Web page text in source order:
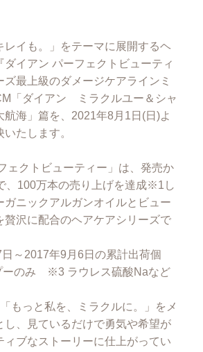
レイも。」をテーマに展開するヘ
ダイアン パーフェクトビューティ
ズ最上級のダメージケアラインミ
「ダイアン ミラクルユー＆シャ
海」篇を、2021年8月1日(日)よ
たします。
ェクトビューティー」は、発売か
、100万本の売り上げを達成※1し
ガニックアルガンオイルとビュー
贅沢に配合のヘアケアシリーズで
～2017年9月6日の累計出荷個
のみ ※3 ラウレス硫酸Naなど
もっと私を、ミラクルに。」をメ
し、見ているだけで勇気や希望が
ィブなストーリーに仕上がってい